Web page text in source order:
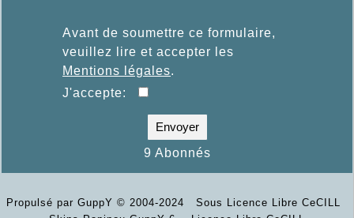
Avant de soumettre ce formulaire,
veuillez lire et accepter les
Mentions légales.
J'accepte:
Envoyer
9 Abonnés
Propulsé par GuppY © 2004-2024
Sous Licence Libre CeCILL